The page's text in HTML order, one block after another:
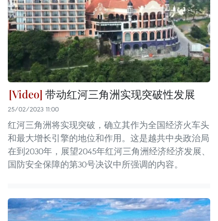
带动红河三角洲实现突破性发展
25/02/2023 11:00
红河三角洲将实现突破，确立其作为全国经济火车头
和最大增长引擎的地位和作用。这是越共中央政治局
在到2030年，展望2045年红河三角洲经济经济发展、
国防安全保障的第30号决议中所强调的内容。